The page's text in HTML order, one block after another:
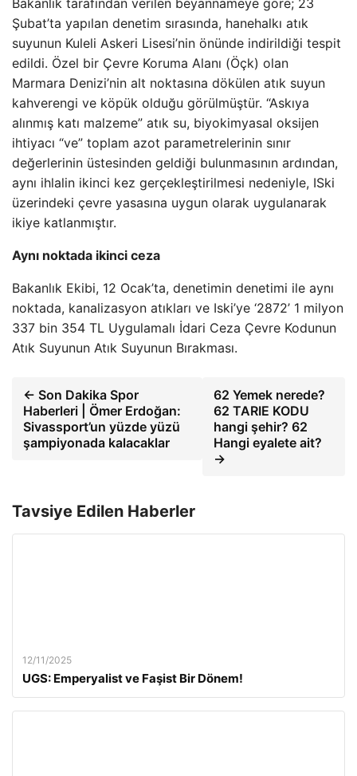
Şubat’ta yapılan denetim sırasında, hanehalkı atık
suyunun Kuleli Askeri Lisesi’nin önünde indirildiği tespit
edildi. Özel bir Çevre Koruma Alanı (Öçk) olan
Marmara Denizi’nin alt noktasına dökülen atık suyun
kahverengi ve köpük olduğu görülmüştür. “Askıya
alınmış katı malzeme” atık su, biyokimyasal oksijen
ihtiyacı “ve” toplam azot parametrelerinin sınır
değerlerinin üstesinden geldiği bulunmasının ardından,
aynı ihlalin ikinci kez gerçekleştirilmesi nedeniyle, ISki
üzerindeki çevre yasasına uygun olarak uygulanarak
ikiye katlanmıştır.
Aynı noktada ikinci ceza
Bakanlık Ekibi, 12 Ocak’ta, denetimin denetimi ile aynı
noktada, kanalizasyon atıkları ve Iski’ye ‘2872’ 1 milyon
337 bin 354 TL Uygulamalı İdari Ceza Çevre Kodunun
Atık Suyunun Atık Suyunun Bırakması.
← Son Dakika Spor
Haberleri | Ömer Erdoğan:
Sivassport’un yüzde yüzü
şampiyonada kalacaklar
62 Yemek nerede?
62 TARIE KODU
hangi şehir? 62
Hangi eyalete ait?
→
Tavsiye Edilen Haberler
12/11/2025
UGS: Emperyalist ve Faşist Bir Dönem!